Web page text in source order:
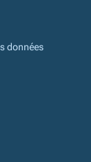
données